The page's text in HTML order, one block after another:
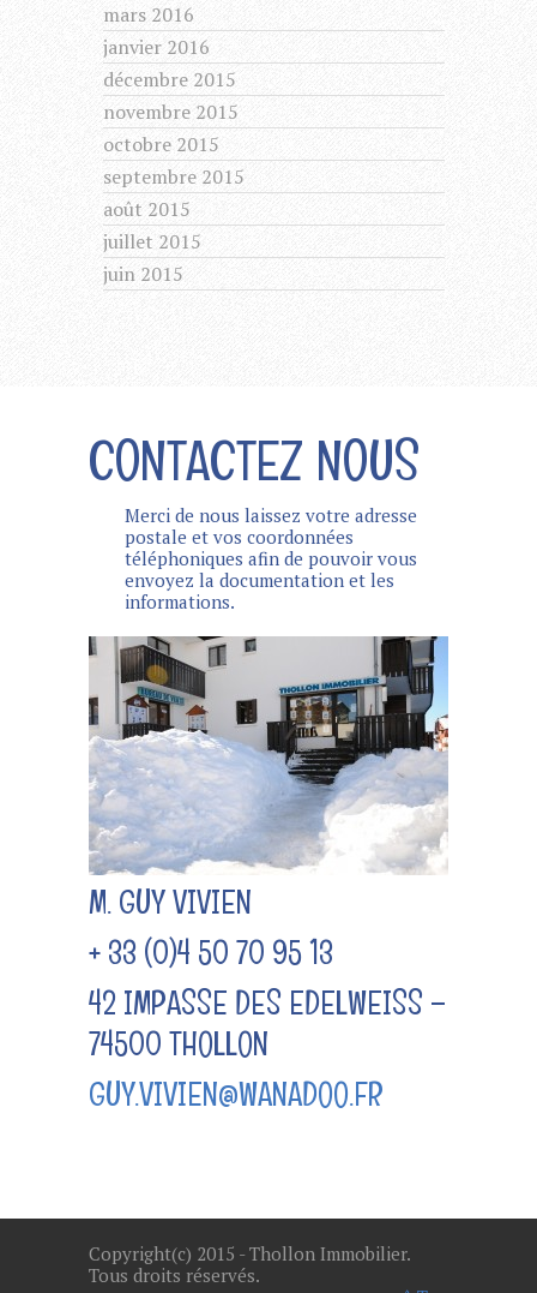
mars 2016
janvier 2016
décembre 2015
novembre 2015
octobre 2015
septembre 2015
août 2015
juillet 2015
juin 2015
CONTACTEZ NOUS
Merci de nous laissez votre adresse
postale et vos coordonnées
téléphoniques afin de pouvoir vous
envoyez la documentation et les
informations.
M. GUY VIVIEN
+ 33 (0)4 50 70 95 13
42 IMPASSE DES EDELWEISS –
74500 THOLLON
GUY.VIVIEN@WANADOO.FR
Copyright(c) 2015 - Thollon Immobilier.
Tous droits réservés.